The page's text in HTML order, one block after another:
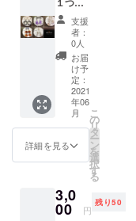
成 ※写
真は例
です サ
イズは
全体で
約8セン
チです
支援
者：
0人
お届
け予
定：
2021
年06
月
詳細を見る
こ
の
リ
タ
ー
ン
を
選
択
す
る
3,0
00 円
残り50